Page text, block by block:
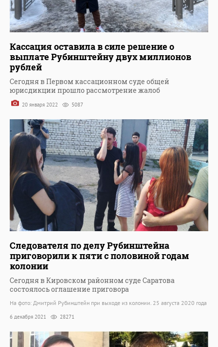
Кассация оставила в силе решение о
выплате Рубинштейну двух миллионов
рублей
Сегодня в Первом кассационном суде общей
юрисдикции прошло рассмотрение жалоб
20 января 2022 5087
Следователя по делу Рубинштейна
приговорили к пяти с половиной годам
колонии
Сегодня в Кировском районном суде Саратова
состоялось оглашение приговора
На фото: Дмитрий Рубинштейн при выходе из колонии. 25 августа 2020 года
6 декабря 2021 28271